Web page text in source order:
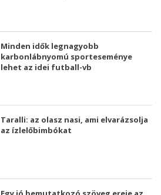
Minden idők legnagyobb
karbonlábnyomú sporteseménye
lehet az idei futball-vb
Taralli: az olasz nasi, ami elvarázsolja
az ízlelőbimbókat